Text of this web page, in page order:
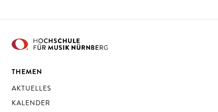
THEMEN
AKTUELLES
KALENDER